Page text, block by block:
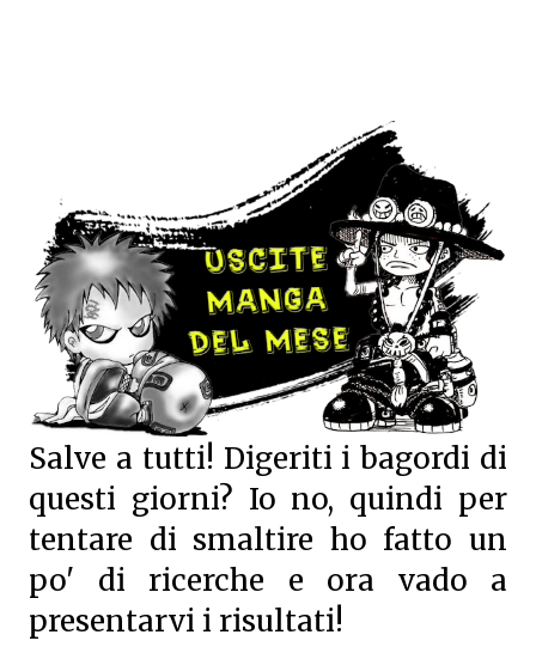
Salve a tutti! Digeriti i bagordi di
questi giorni? Io no, quindi per
tentare di smaltire ho fatto un
po' di ricerche e ora vado a
presentarvi i risultati!